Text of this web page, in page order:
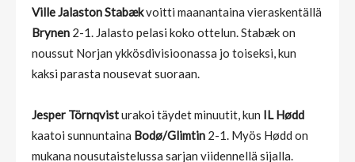
Ville Jalaston Stabækvoitti maanantaina vieraskentällä
Brynen 2-1. Jalasto pelasi koko ottelun. Stabæk on
noussut Norjan ykkösdivisioonassa jo toiseksi, kun
kaksi parasta nousevat suoraan.
Jesper Törnqvisturakoi täydet minuutit, kun IL Hødd
kaatoi sunnuntaina Bodø/Glimtin 2-1. Myös Hødd on
mukana nousutaistelussa sarjan viidennellä sijalla.